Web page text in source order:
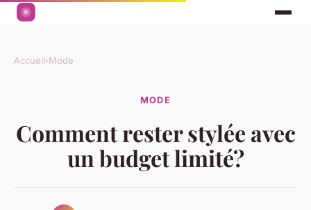
Accueil›Mode
MODE
Comment rester stylée avec
un budget limité?